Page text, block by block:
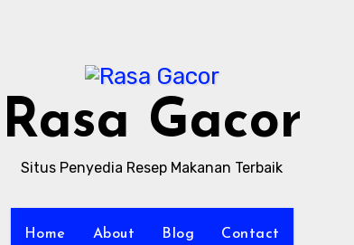
Rasa Gacor
Situs Penyedia Resep Makanan Terbaik
Home About Blog Contact